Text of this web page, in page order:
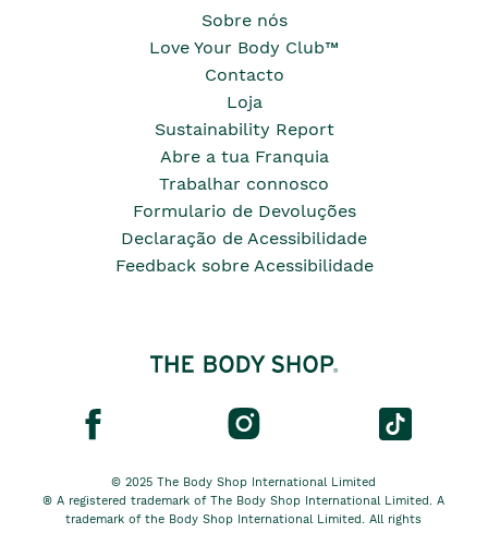
Sobre nós
Love Your Body Club™
Contacto
Loja
Sustainability Report
Abre a tua Franquia
Trabalhar connosco
Formulario de Devoluções
Declaração de Acessibilidade
Feedback sobre Acessibilidade
© 2025 The Body Shop International Limited
® A registered trademark of The Body Shop International Limited. A
trademark of the Body Shop International Limited. All rights